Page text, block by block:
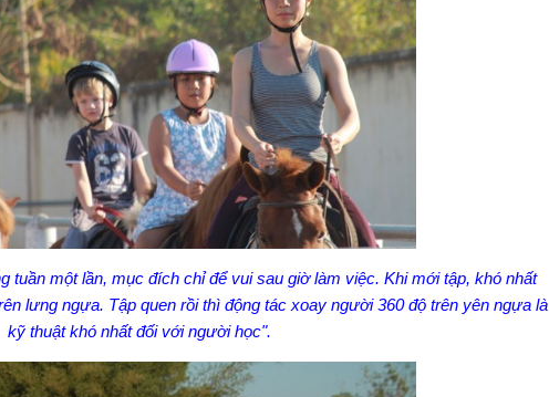
tuần một lần, mục đích chỉ để vui sau giờ làm việc. Khi mới tập, khó nhất
lưng ngựa. Tập quen rồi thì động tác xoay người 360 độ trên yên ngựa là
kỹ thuật khó nhất đối với người học".